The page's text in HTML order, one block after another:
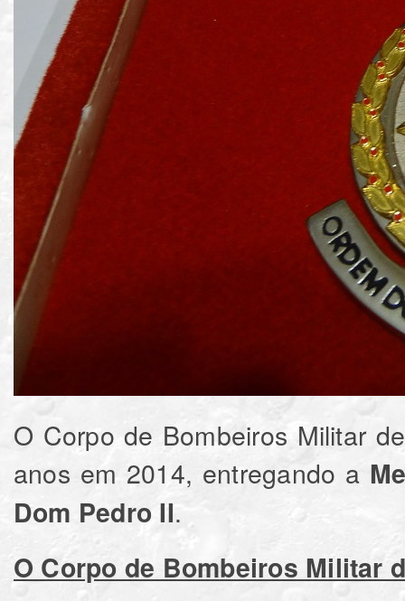
O Corpo de Bombeiros Militar
anos em 2014, entregando a
Dom Pedro II.
O Corpo de Bombeiros Militar